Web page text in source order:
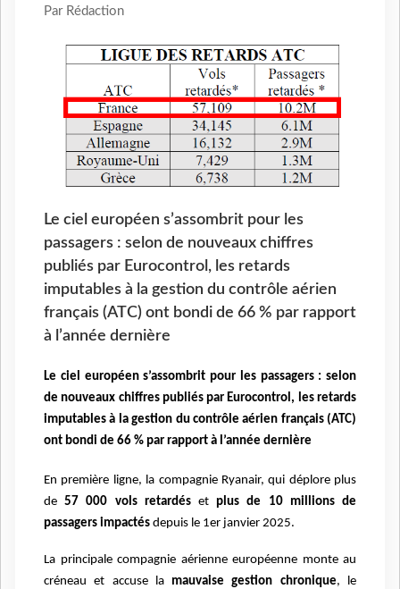
Par Rédaction
Le ciel européen s’assombrit pour les
passagers : selon de nouveaux chiffres
publiés par Eurocontrol, les retards
imputables à la gestion du contrôle aérien
français (ATC) ont bondi de 66 % par rapport
à l’année dernière
Le ciel européen s’assombrit pour les passagers : selon
de nouveaux chiffres publiés par Eurocontrol, les retards
imputables à la gestion du contrôle aérien français (ATC)
ont bondi de 66 % par rapport à l’année dernière
En première ligne, la compagnie Ryanair, qui déplore plus
de57 000 vols retardésetplus de 10 millions de
passagers impactés depuis le 1er janvier 2025.
La principale compagnie aérienne européenne monte au
créneau et accuse la mauvaise gestion chronique, le